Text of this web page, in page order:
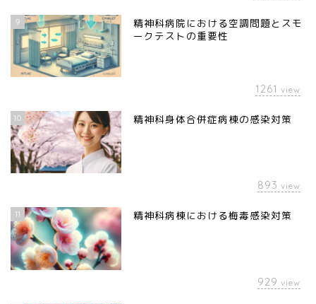
9
精神科病院における空調問題とスモ
ークテストの重要性
1261 view
10 精神科身体合併症病棟の感染対策
893 view
11 精神科病棟における梅毒感染対策
929 view